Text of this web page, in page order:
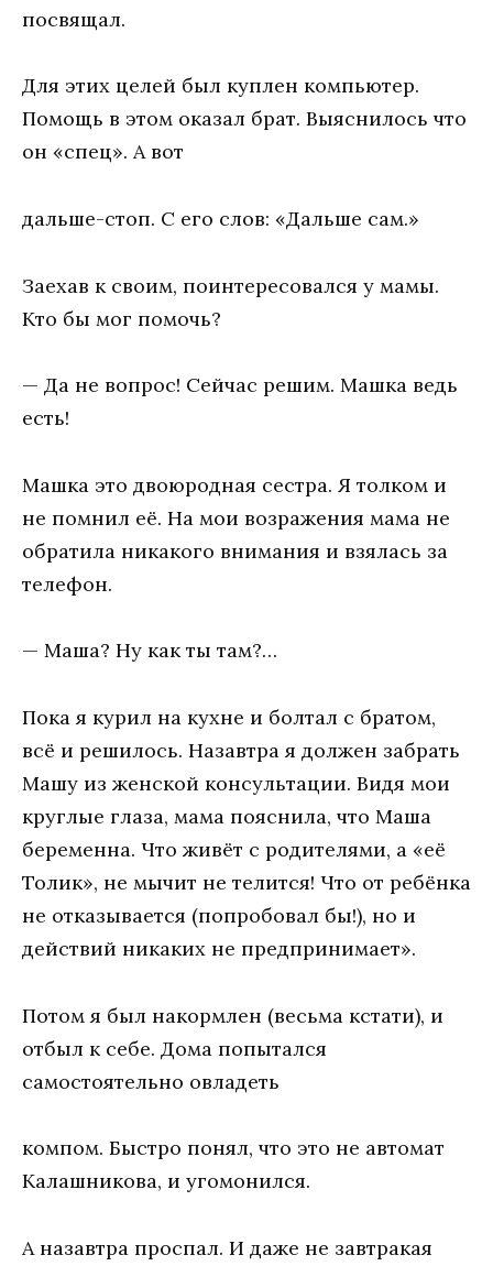
посвящал.
Для этих целей был куплен компьютер.
Помощь в этом оказал брат. Выяснилось что
он «спец». А вот
дальше-стоп. С его слов: «Дальше сам.»
Заехав к своим, поинтересовался у мамы.
Кто бы мог помочь?
— Да не вопрос! Сейчас решим. Машка ведь
есть!
Машка это двоюродная сестра. Я толком и
не помнил её. На мои возражения мама не
обратила никакого внимания и взялась за
телефон.
— Маша? Ну как ты там?…
Пока я курил на кухне и болтал с братом,
всё и решилось. Назавтра я должен забрать
Машу из женской консультации. Видя мои
круглые глаза, мама пояснила, что Маша
беременна. Что живёт с родителями, а «её
Толик», не мычит не телится! Что от ребёнка
не отказывается (попробовал бы!), но и
действий никаких не предпринимает».
Потом я был накормлен (весьма кстати), и
отбыл к себе. Дома попытался
самостоятельно овладеть
компом. Быстро понял, что это не автомат
Калашникова, и угомонился.
А назавтра проспал. И даже не завтракая